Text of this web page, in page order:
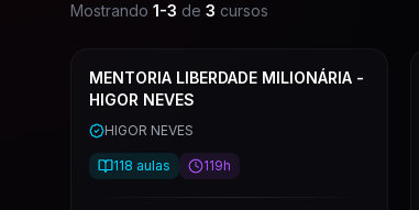
Mostrando 1-3 de 3 cursos
MENTORIA LIBERDADE MILIONÁRIA -
HIGOR NEVES
HIGOR NEVES
118 aulas 119h